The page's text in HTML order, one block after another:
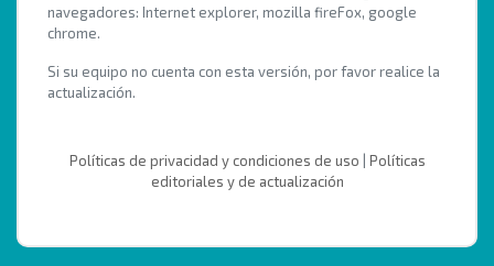
navegadores: Internet explorer, mozilla fireFox, google
chrome.
Si su equipo no cuenta con esta versión, por favor realice la
actualización.
Políticas de privacidad y condiciones de uso
Políticas
editoriales y de actualización